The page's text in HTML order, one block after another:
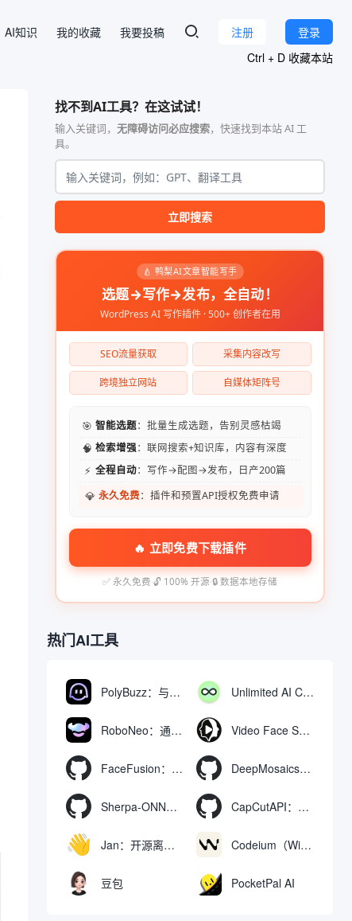
登录
注册
AI知识 我的收藏
我要投稿
Ctrl + D 收藏本站
找不到AI工具？在这试试！
输入关键词， 无障碍访问必应搜索，快速找到本站 AI 工
具。
立即搜索
🍐 鸭梨AI文章智能写手
选题→写作→发布，全自动！
WordPress AI 写作插件 · 500+ 创作者在用
SEO流量获取 采集内容改写
跨境独立网站 自媒体矩阵号
🎯 智能选题：批量生成选题，告别灵感枯竭
🧠 检索增强：联网搜索+知识库，内容有深度
⚡ 全程自动：写作→配图→发布，日产200篇
💎 永久免费：插件和预置API授权免费申请
🔥 立即免费下载插件
✅ 永久免费·🔓 100% 开源·🔒 数据本地存储
热门AI工具
PolyBuzz：与AI角色互动的免费聊天与角色扮演平台 Unlimited AI Chat：免费无限制的AI聊天工具
RoboNeo：通过聊天生成和编辑视频与图像的AI工具 Video Face Swap
FaceFusion：视频换脸增强工具|语音同步视频嘴型动作 DeepMosaics：自动去除图像和视频中的马赛克，或向其添加马赛克
Sherpa-ONNX：使用ONNXRuntime实现离线语音识别和合成 CapCutAPI：自动化控制CapCut视频剪辑的开源工具
Jan：开源离线AI助手，ChatGPT 替代品，运行本地AI模型或连接云端AI Codeium（Windsurf Editor）：免费的AI代码补全与聊天工具，Windsurf以对话方式编写完整项目代码
豆包 PocketPal AI